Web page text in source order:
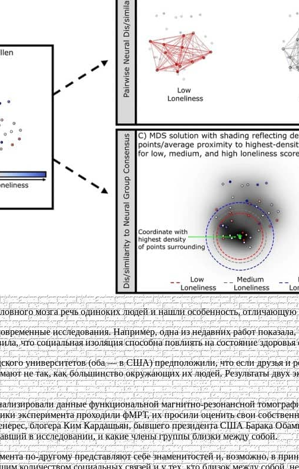
мозга речь одиноких людей и нашли особенность,
исследования. Например, одна из недавних работ
что социальная изоляция способна повлиять на состояние
университетов (оба — в США) предположили, что если друзья и
не так, как большинство окружающих их людей. Результаты двух
данные функциональной магнитно-резонансной
эксперимента проходили фМРТ, их просили оценить свои
блогера Ким Кардашьян, бывшего президента США Барака
в исследовании, и какие члены группы близки между собой.
по-другому представляют себе знаменитостей и, возможно, в
количеством социальных связей и у тех, кто близок между собой,